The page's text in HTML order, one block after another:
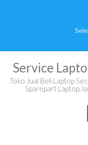
Service
Toko Jual Beli Laptop
Sparepart Laptop,